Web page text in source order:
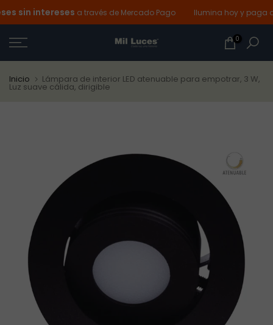
Ir
al
contenido
sin interesesa través de Mercado Pago Ilumina hoy y paga
0
Inicio Lámpara de interior LED atenuable para empotrar, 3 W,
Luz suave cálida, dirigible